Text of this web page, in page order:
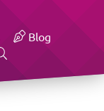
Blog